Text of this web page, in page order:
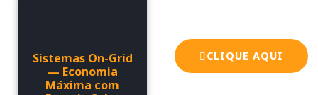
CLIQUE AQUI
Sistemas On-Grid
— Economia
Máxima com